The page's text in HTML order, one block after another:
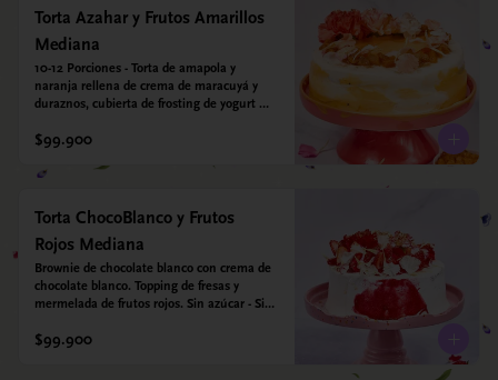
vegetal *contiene un derivado de proteína
láctea conocido como caseína. Topping:
Fresas y Arándanos.
Torta Azahar y Frutos Amarillos
Mediana
10-12 Porciones - Torta de amapola y
naranja rellena de crema de maracuyá y
duraznos, cubierta de frosting de yogurt
leyenda para mamá. Sin azúcar - Sin gluten
$99.900
Torta ChocoBlanco y Frutos
Rojos Mediana
Brownie de chocolate blanco con crema de
chocolate blanco. Topping de fresas y
mermelada de frutos rojos. Sin azúcar - Sin
$99.900